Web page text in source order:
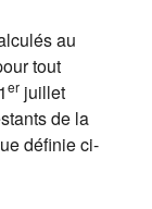
au
tout
er juillet
de la
définie ci-